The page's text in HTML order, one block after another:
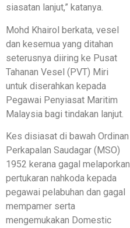
siasatan lanjut,” katanya.
Mohd Khairol berkata, vesel
dan kesemua yang ditahan
seterusnya diiring ke Pusat
Tahanan Vesel (PVT) Miri
untuk diserahkan kepada
Pegawai Penyiasat Maritim
Malaysia bagi tindakan lanjut.
Kes disiasat di bawah Ordinan
Perkapalan Saudagar (MSO)
1952 kerana gagal melaporkan
pertukaran nahkoda kepada
pegawai pelabuhan dan gagal
mempamer serta
mengemukakan Domestic